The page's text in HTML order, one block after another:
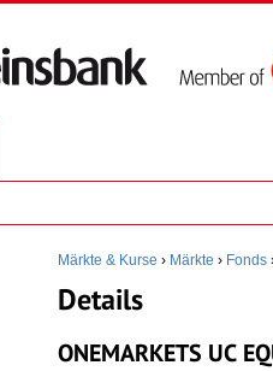
Märkte & Kurse › Märkte › Fonds
Details
ONEMARKETS UC